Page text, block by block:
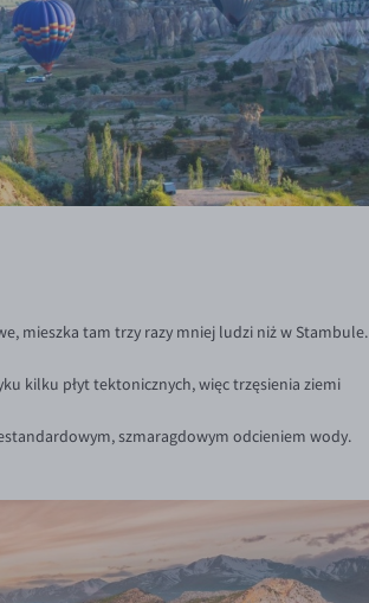
mieszka tam trzy razy mniej ludzi niż w Stambule.
kilku płyt tektonicznych, więc trzęsienia ziemi
szmaragdowym odcieniem wody.